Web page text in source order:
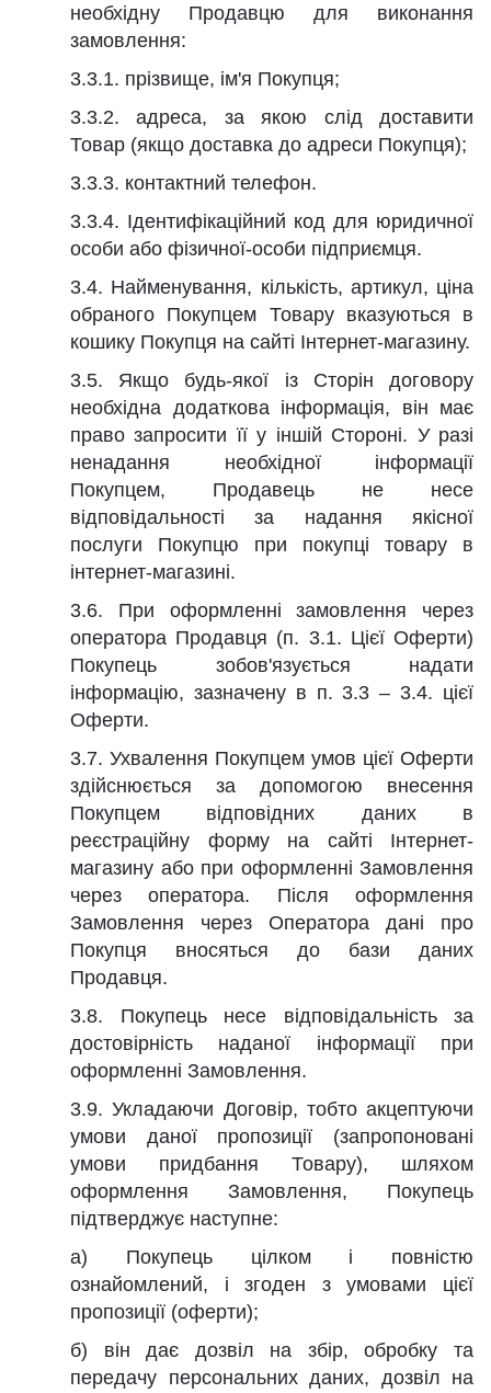
необхідну Продавцю для виконання
замовлення:
3.3.1. прізвище, ім'я Покупця;
3.3.2. адреса, за якою слід доставити
Товар (якщо доставка до адреси Покупця);
3.3.3. контактний телефон.
3.3.4. Ідентифікаційний код для юридичної
особи або фізичної-особи підприємця.
3.4. Найменування, кількість, артикул, ціна
обраного Покупцем Товару вказуються в
кошику Покупця на сайті Інтернет-магазину.
3.5. Якщо будь-якої із Сторін договору
необхідна додаткова інформація, він має
право запросити її у іншій Стороні. У разі
ненадання необхідної інформації
Покупцем, Продавець не несе
відповідальності за надання якісної
послуги Покупцю при покупці товару в
інтернет-магазині.
3.6. При оформленні замовлення через
оператора Продавця (п. 3.1. Цієї Оферти)
Покупець зобов'язується надати
інформацію, зазначену в п. 3.3 – 3.4. цієї
Оферти.
3.7. Ухвалення Покупцем умов цієї Оферти
здійснюється за допомогою внесення
Покупцем відповідних даних в
реєстраційну форму на сайті Інтернет-
магазину або при оформленні Замовлення
через оператора. Після оформлення
Замовлення через Оператора дані про
Покупця вносяться до бази даних
Продавця.
3.8. Покупець несе відповідальність за
достовірність наданої інформації при
оформленні Замовлення.
3.9. Укладаючи Договір, тобто акцептуючи
умови даної пропозиції (запропоновані
умови придбання Товару), шляхом
оформлення Замовлення, Покупець
підтверджує наступне:
а) Покупець цілком і повністю
ознайомлений, і згоден з умовами цієї
пропозиції (оферти);
б) він дає дозвіл на збір, обробку та
передачу персональних даних, дозвіл на